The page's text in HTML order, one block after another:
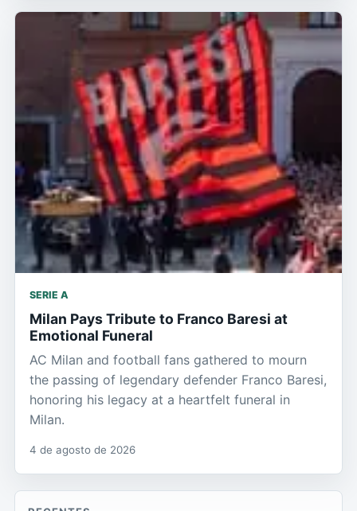
SERIE A
Milan Pays Tribute to Franco Baresi at
Emotional Funeral
AC Milan and football fans gathered to mourn
the passing of legendary defender Franco Baresi,
honoring his legacy at a heartfelt funeral in
Milan.
4 de agosto de 2026